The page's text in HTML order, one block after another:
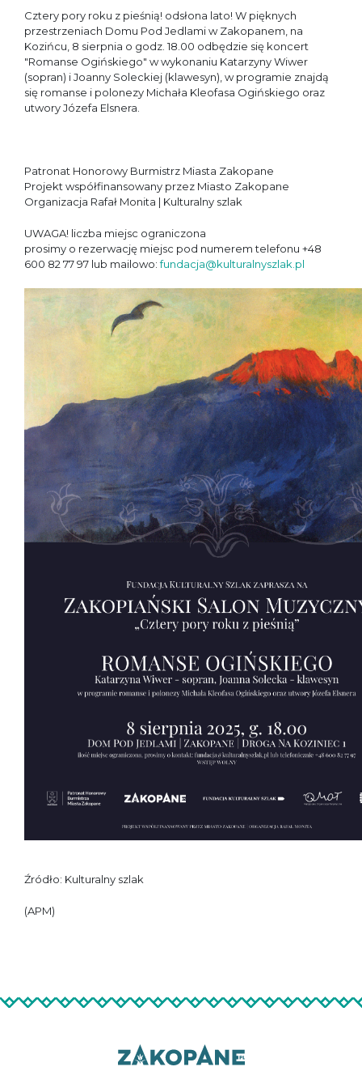
Cztery pory roku z pieśnią! odsłona lato! W pięknych
przestrzeniach Domu Pod Jedlami w Zakopanem, na
Kozińcu, 8 sierpnia o godz. 18.00 odbędzie się koncert
"Romanse Ogińskiego" w wykonaniu Katarzyny Wiwer
(sopran) i Joanny Soleckiej (klawesyn), w programie znajdą
się romanse i polonezy Michała Kleofasa Ogińskiego oraz
utwory Józefa Elsnera.
Patronat Honorowy Burmistrz Miasta Zakopane
Projekt współfinansowany przez Miasto Zakopane
Organizacja Rafał Monita | Kulturalny szlak
UWAGA! liczba miejsc ograniczona
prosimy o rezerwację miejsc pod numerem telefonu +48
600 82 77 97 lub mailowo:fundacja@kulturalnyszlak.pl
Źródło: Kulturalny szlak
(APM)